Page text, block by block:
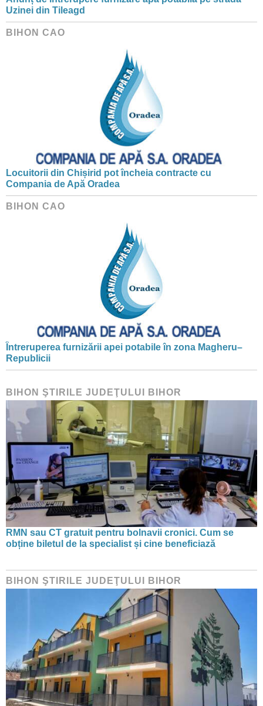
Uzinei din Tileagd
BIHON CAO
Locuitorii din Chișirid pot încheia contracte cu
Compania de Apă Oradea
BIHON CAO
Întreruperea furnizării apei potabile în zona Magheru–
Republicii
BIHON ŞTIRILE JUDEŢULUI BIHOR
RMN sau CT gratuit pentru bolnavii cronici. Cum se
obține biletul de la specialist și cine beneficiază
BIHON ŞTIRILE JUDEŢULUI BIHOR